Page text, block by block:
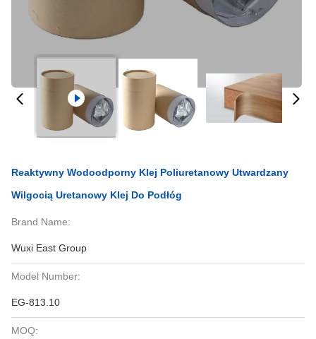
Reaktywny Wodoodporny Klej Poliuretanowy Utwardzany
Wilgocią Uretanowy Klej Do Podłóg
Brand Name:
Wuxi East Group
Model Number:
EG-813.10
MOQ: